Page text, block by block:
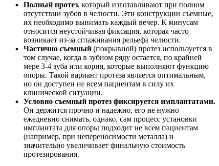
Полный протез, который изготавливают при полном
отсутствии зубов в челюсти. Эти конструкции съемные,
их необходимо вынимать каждый вечер. К минусам
относится неустойчивая фиксация, которая часто
возникает из-за сглаживания рельефа челюсти.
Частично съемный (покрывной) протез используется в
том случае, когда в зубном ряду остается, по крайней
мере 3-4 зуба или корня, которые выполняют функцию
опоры. Такой вариант протеза является оптимальным,
но он доступен не всем пациентам в силу их
клинической ситуации.
Условно съемный протез фиксируется имплантатами.
Он держится прочно и надежно, его не нужно
ежедневно снимать, однако, сам процесс установки
имплантата для опоры подходит не всем пациентам
(например, при непереносимости металла) и
значительно увеличивает финальную стоимость
протезирования.